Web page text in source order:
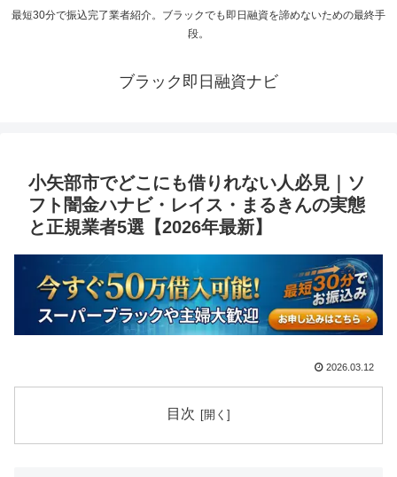
最短30分で振込完了業者紹介。ブラックでも即日融資を諦めないための最終手
段。
ブラック即日融資ナビ
小矢部市でどこにも借りれない人必見｜ソ
フト闇金ハナビ・レイス・まるきんの実態
と正規業者5選【2026年最新】
2026.03.12
目次